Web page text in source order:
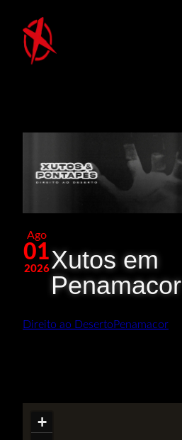
para
Ago
01
2026 Xutos em
Penamacor
Direito ao DesertoPenamacor
+